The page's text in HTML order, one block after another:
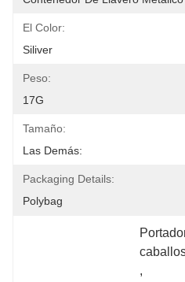
El Color:
Siliver
Peso:
17G
Tamaño:
Las Demás:
Packaging Details:
Polybag
,